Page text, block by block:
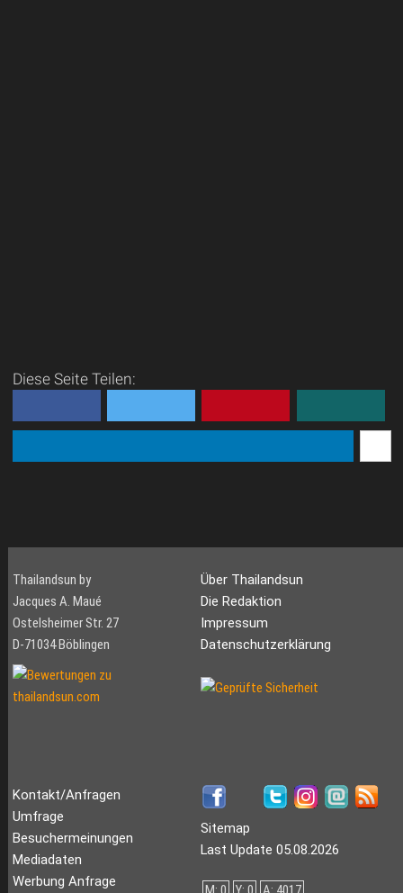
Diese Seite Teilen:
Thailandsun by
Jacques A. Maué
Ostelsheimer Str. 27
D-71034 Böblingen
Über Thailandsun
Die Redaktion
Impressum
Datenschutzerklärung
Kontakt/Anfragen
Umfrage
Besuchermeinungen
Mediadaten
Werbung Anfrage
Sitemap
Last Update 05.08.2026